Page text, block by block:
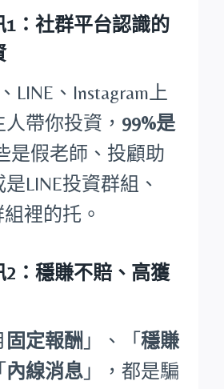
1：社群平台認識的
LINE、Instagram上
帶你投資， 99%是
是假老師、投顧助
LINE投資群組、
裡的托。
2：穩賺不賠、高獲
固定報酬 」、「 穩賺
內線消息 」，都是騙